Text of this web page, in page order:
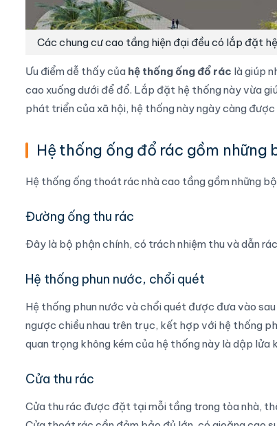
Các chung cư cao tầng hiện đại đều có lắp đặt
Ưu điểm dễ thấy của hệ thống ống đổ rác là giúp
cao xuống dưới để đổ. Lắp đặt hệ thống này vừa
phát triển của xã hội, hệ thống này ngày càng
Hệ thống ống đổ rác gồm những
Hệ thống ống thoát rác nhà cao tầng gồm những
Đường ống thu rác
Đây là bộ phận chính, có trách nhiệm thu và dẫn
Hệ thống phun nước, chổi quét
Hệ thống phun nước và chổi quét được đưa vào
ngược chiều nhau trên trục, kết hợp với hệ thống
quan trọng không kém của hệ thống này là dập lửa
Cửa thu rác
Cửa thu rác được đặt tại mỗi tầng trong tòa nhà,